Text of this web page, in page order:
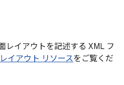
レイアウトを記述する XML フ
レイアウト リソースをご覧くだ